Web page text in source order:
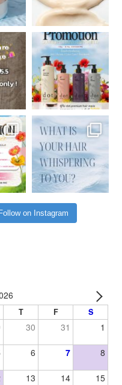
Follow on Instagram
T F S
30 31 1
6 7 8
13 14 15